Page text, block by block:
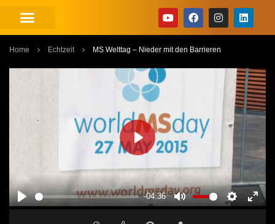
Home Echtzeit MS Welttag – Nieder mit den Barrieren
PLAY
-04:36
MUTE SETTINGS
PLAY